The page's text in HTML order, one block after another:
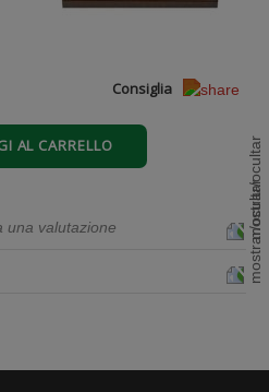
Consiglia
AL CARRELLO
una valutazione